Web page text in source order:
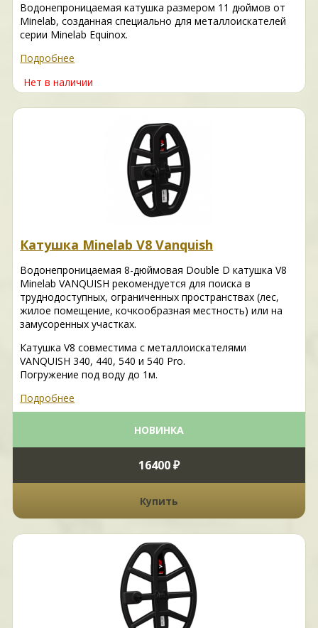
Водонепроницаемая катушка размером 11 дюймов от
Minelab, созданная специально для металлоискателей
серии Minelab Equinox.
Подробнее
Нет в наличии
Катушка Minelab V8 Vanquish
Водонепроницаемая 8-дюймовая Double D катушка V8
Minelab VANQUISH рекомендуется для поиска в
труднодоступных, ограниченных пространствах (лес,
жилое помещение, кочкообразная местность) или на
замусоренных участках.
Катушка V8 совместима с металлоискателями
VANQUISH 340, 440, 540 и 540 Pro.
Погружение под воду до 1м.
Подробнее
НОВИНКА
16400 ₽
Купить